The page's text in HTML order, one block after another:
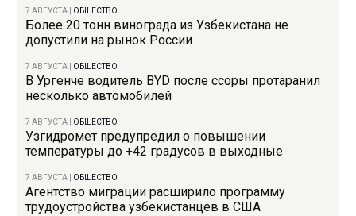
7 АВГУСТА ОБЩЕСТВО
Более 20 тонн винограда из Узбекистана не
допустили на рынок России
7 АВГУСТА ОБЩЕСТВО
В Ургенче водитель BYD после ссоры протаранил
несколько автомобилей
7 АВГУСТА ОБЩЕСТВО
Узгидромет предупредил о повышении
температуры до +42 градусов в выходные
7 АВГУСТА ОБЩЕСТВО
Агентство миграции расширило программу
трудоустройства узбекистанцев в США